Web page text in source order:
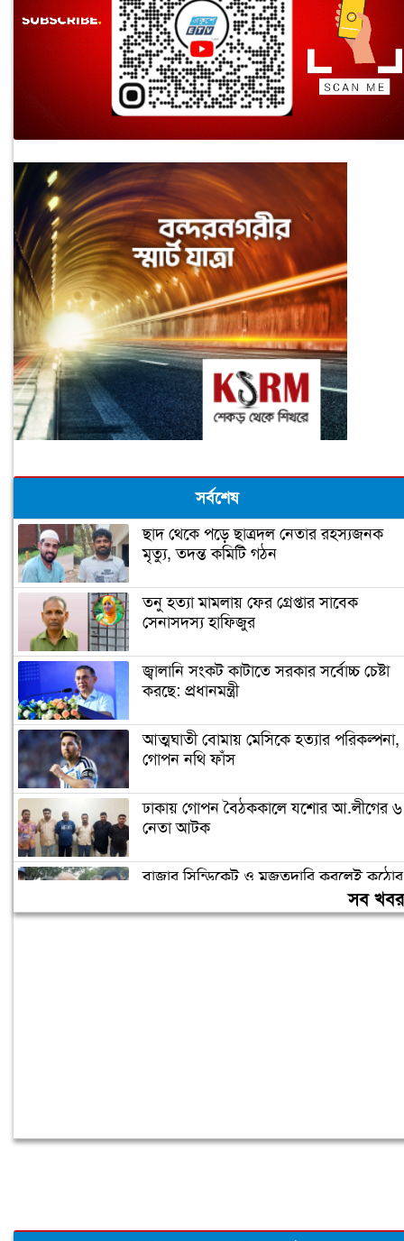
সর্বশেষ
ছাদ থেকে পড়ে ছাত্রদল নেতার রহস্যজনক
মৃত‍্যু, তদন্ত কমিটি গঠন
তনু হত্যা মামলায় ফের গ্রেপ্তার সাবেক
সেনাসদস্য হাফিজুর
জ্বালানি সংকট কাটাতে সরকার সর্বোচ্চ চেষ্টা
করছে: প্রধানমন্ত্রী
আত্মঘাতী বোমায় মেসিকে হত্যার পরিকল্পনা,
গোপন নথি ফাঁস
ঢাকায় গোপন বৈঠককালে যশোর আ.লীগের ৬
নেতা আটক
বাজার সিন্ডিকেট ও মজুতদারি করলেই কঠোর
সব